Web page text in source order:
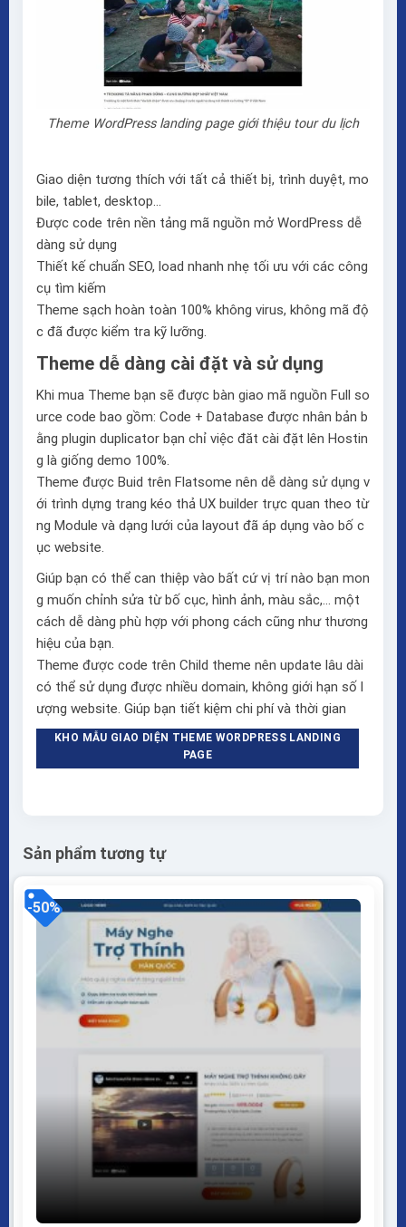
Theme WordPress landing page giới thiệu tour du lịch
Giao diện tương thích với tất cả thiết bị, trình duyệt, mo
bile, tablet, desktop…
Được code trên nền tảng mã nguồn mở WordPress dễ
dàng sử dụng
Thiết kế chuẩn SEO, load nhanh nhẹ tối ưu với các công
cụ tìm kiếm
Theme sạch hoàn toàn 100% không virus, không mã độ
c đã được kiểm tra kỹ lưỡng.
Theme dễ dàng cài đặt và sử dụng
Khi mua Theme bạn sẽ được bàn giao mã nguồn Full so
urce code bao gồm: Code + Database được nhân bản b
ằng plugin duplicator bạn chỉ việc đăt cài đặt lên Hostin
g là giống demo 100%.
Theme được Buid trên Flatsome nên dễ dàng sử dụng v
ới trình dựng trang kéo thả UX builder trực quan theo từ
ng Module và dạng lưới của layout đã áp dụng vào bố c
ục website.
Giúp bạn có thể can thiệp vào bất cứ vị trí nào bạn mon
g muốn chỉnh sửa từ bố cục, hình ảnh, màu sắc,… một
cách dễ dàng phù hợp với phong cách cũng như thương
hiệu của bạn.
Theme được code trên Child theme nên update lâu dài
có thể sử dụng được nhiều domain, không giới hạn số l
ượng website. Giúp bạn tiết kiệm chi phí và thời gian
KHO MẪU GIAO DIỆN THEME WORDPRESS LANDING
PAGE
Sản phẩm tương tự
-50%